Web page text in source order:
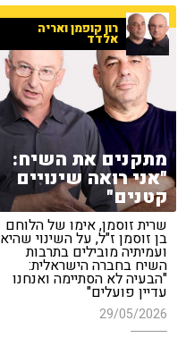
רון קופמן ואריה
אלדד
מתקנים את השיח:
"אני רואה שינויים
קטנים"
שרית זוסמן, אימו של הלוחם
בן זוסמן ז"ל, על השינוי שהיא
ועמיתיה מובילים בתרבות
השיח בחברה הישראלית:
"הבעיה לא הסתיימה ואנחנו
עדיין פועלים"
29/05/2026